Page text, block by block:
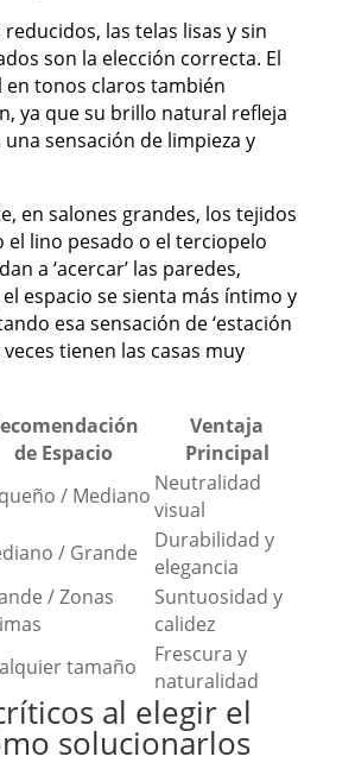
reducidos, las telas lisas y sin
son la elección correcta. El
en tonos claros también
ya que su brillo natural refleja
sensación de limpieza y
en salones grandes, los tejidos
el lino pesado o el terciopelo
a ‘acercar’ las paredes,
espacio se sienta más íntimo y
esa sensación de ‘estación
veces tienen las casas muy
de Espacio
Ventaja
Principal
/ Mediano Neutralidad
visual
/ Grande
Durabilidad y
elegancia
/ Zonas
Suntuosidad y
calidez
tamaño
Frescura y
naturalidad
al elegir el
solucionarlos